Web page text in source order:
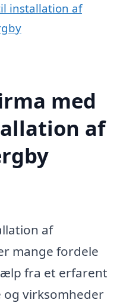
installation af
med
af
af
mange fordele
fra et erfarent
virksomheder